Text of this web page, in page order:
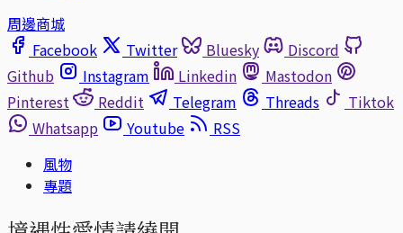
周邊商城
Facebook
Twitter Bluesky
Discord
Github
Instagram Linkedin
Mastodon
Pinterest
Reddit Telegram Threads
Tiktok
Whatsapp
Youtube
RSS
風物
專題